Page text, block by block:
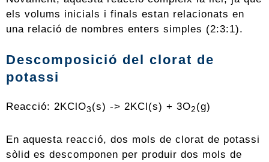
els volums inicials i finals estan relacionats en
una relació de nombres enters simples (2:3:1).
Descomposició del clorat de
potassi
Reacció: 2KClO3(s) -> 2KCl(s) + 3O2(g)
En aquesta reacció, dos mols de clorat de potassi
sòlid es descomponen per produir dos mols de